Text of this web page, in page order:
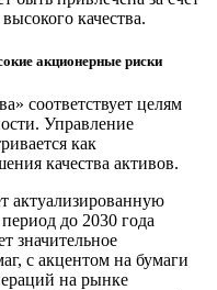
качества.
акционерные риски
соответствует целям
Управление
как
качества активов.
актуализированную
до 2030 года
значительное
с акцентом на бумаги
на рынке